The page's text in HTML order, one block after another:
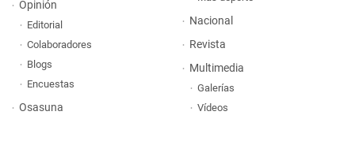
Opinión
Editorial
Colaboradores
Blogs
Encuestas
Osasuna
Nacional
Revista
Multimedia
Galerías
Vídeos